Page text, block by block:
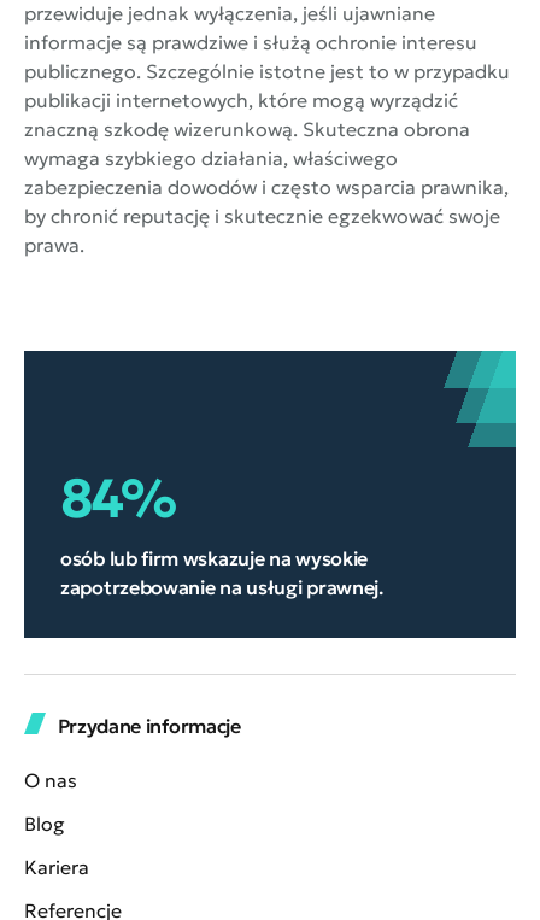
przewiduje jednak wyłączenia, jeśli ujawniane
informacje są prawdziwe i służą ochronie interesu
publicznego. Szczególnie istotne jest to w przypadku
publikacji internetowych, które mogą wyrządzić
znaczną szkodę wizerunkową. Skuteczna obrona
wymaga szybkiego działania, właściwego
zabezpieczenia dowodów i często wsparcia prawnika,
by chronić reputację i skutecznie egzekwować swoje
prawa.
84%
osób lub firm wskazuje na wysokie
zapotrzebowanie na usługi prawnej.
Przydane informacje
O nas
Blog
Kariera
Referencje